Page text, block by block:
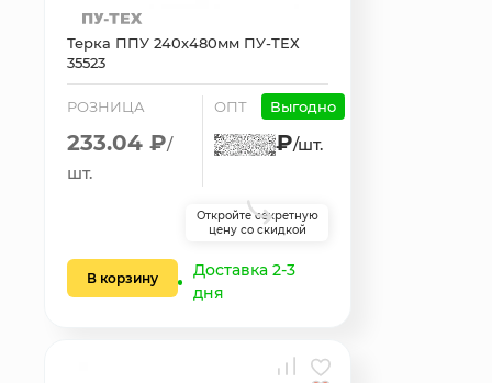
Терка ППУ 240х480мм ПУ-ТЕХ
35523
РОЗНИЦА
233.04 ₽/
шт.
ОПТ Выгодно
₽/шт.
Откройте секретную
цену со скидкой
В корзину
Доставка 2-3
дня